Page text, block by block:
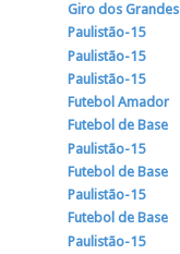
Giro dos Grandes
Paulistão-15
Paulistão-15
Paulistão-15
Futebol Amador
Futebol de Base
Paulistão-15
Futebol de Base
Paulistão-15
Futebol de Base
Paulistão-15